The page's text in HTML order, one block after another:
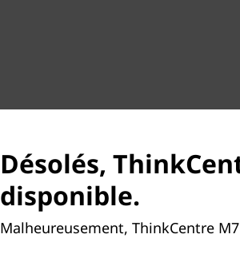
Désolés,
disponible.
Malheureusement, ThinkCentre